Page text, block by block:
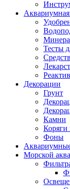
Тесты
Декорации
Грунт
Камни
Коряги
Фоны
Морской